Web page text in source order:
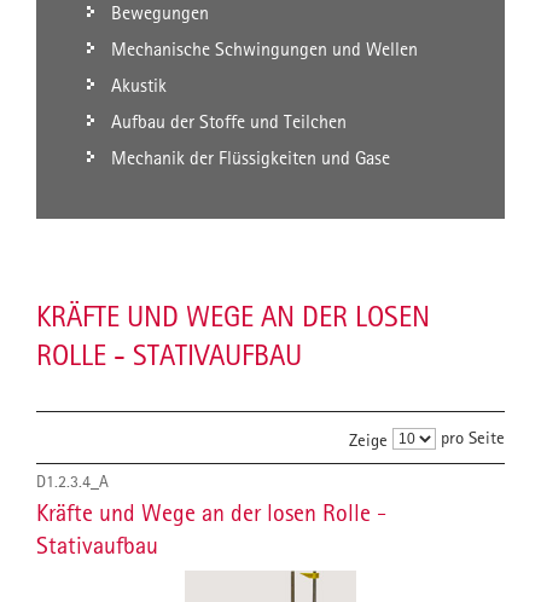
Bewegungen
Mechanische Schwingungen und Wellen
Akustik
Aufbau der Stoffe und Teilchen
Mechanik der Flüssigkeiten und Gase
KRÄFTE UND WEGE AN DER LOSEN
ROLLE - STATIVAUFBAU
Zeige pro Seite
D1.2.3.4_A
Kräfte und Wege an der losen Rolle -
Stativaufbau